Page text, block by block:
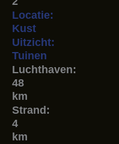
Locatie:
Kust
Uitzicht:
Tuinen
Luchthaven:
48
km
Strand:
4
km